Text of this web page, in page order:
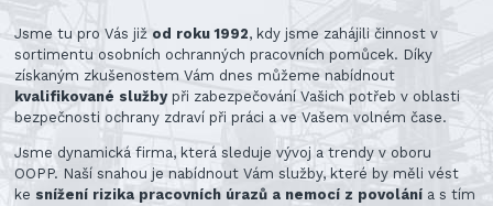
Jsme tu pro Vás již od roku 1992, kdy jsme zahájili činnost v
sortimentu osobních ochranných pracovních pomůcek. Díky
získaným zkušenostem Vám dnes můžeme nabídnout
kvalifikované službypři zabezpečování Vašich potřeb v oblasti
bezpečnosti ochrany zdraví při práci a ve Vašem volném čase.
Jsme dynamická firma, která sleduje vývoj a trendy v oboru
OOPP. Naší snahou je nabídnout Vám služby, které by měli vést
ke snížení rizika pracovních úrazů a nemocí z povolání a s tím